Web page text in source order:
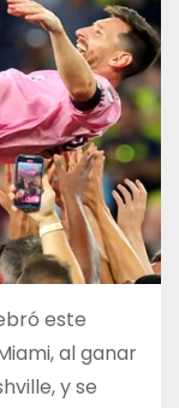
este
al ganar
y se